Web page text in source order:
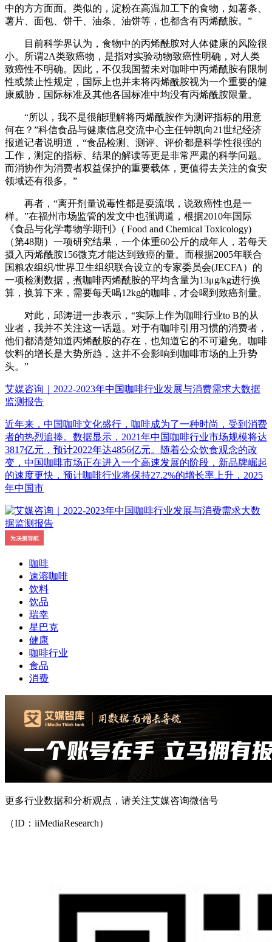
中的方方面面。类似的，淀粉在高温加工下的食物，如薯条、
薯片、面包、饼干、油条、油饼等，也都含有丙烯酰胺。”
目前科学界认为，食物中的丙烯酰胺对人体健康的风险很
小。所谓2A类致癌物，是指对实验动物致癌性明确，对人类
致癌性不明确。因此，不仅我国暂未对咖啡中丙烯酰胺有限制
性或禁止性规定，国际上也并未将丙烯酰胺视为一个重要的健
康威胁，国际标准及其他各国标准中均没有丙烯酰胺限量。
“所以，我不是很能理解将丙烯酰胺作为测评指标的用意
何在？”科信食品与健康信息交流中心主任钟凯向21世纪经济
报道记者说明道，“食品检测、测评、评价都是科学性很强的
工作，测定的指标、结果的解读等更是非常严肃的科学问题。
而消协作为消费者权益保护的重要载体，更值得去关注的食安
领域还有很多。”
再者，“离开剂量说毒性都是耍流氓，说致癌性也是一
样。”在福州市场监管的发文中也强调道，根据2010年国际
《食品与化学毒物学期刊》( Food and Chemical Toxicology)
（第48期）一项研究结果，一个体重60公斤的成年人，若每天
摄入丙烯酰胺156微克才能达到致癌的量。而根据2005年联合
国粮农组织/世界卫生组织联合设立的专家委员会(JECFA）的
一项检测数据，煮咖啡丙烯酰胺的平均含量为13μg/kg进行换
算，换算下来，需要每天喝12kg的咖啡，才会喝到致癌剂量。
对此，邱涛进一步表示，“实际上作为咖啡行业to B的从
业者，我并不关注这一话题。对于有咖啡引用习惯的消费者，
他们都清楚知道丙烯酰胺的存在，也知道它的不可避免。咖啡
饮料的增长是大势所趋，这并不会影响到咖啡市场的上升势
头。”
艾媒咨询｜2022-2023年中国咖啡行业发展与消费需求大数据
监测报告
近年来，中国咖啡文化盛行，咖啡成为了一种时尚，受到消费
者的热烈追捧。数据显示，2021年中国咖啡行业市场规模将达
3817亿元，预计2022年达4856亿元。随着公众饮食观念的改
变，中国咖啡市场正在进入一个高速发展的阶段，新品牌崛起
的速度更快，预计咖啡行业将保持27.2%的增长率上升，2025
年中国市
咖啡
速溶咖啡
饮料
饮品
瑞幸
星巴克
健康
咖啡行业
食品
消费
更多行业数据和分析观点，请关注艾媒咨询微信号
（ID：iiMediaResearch）